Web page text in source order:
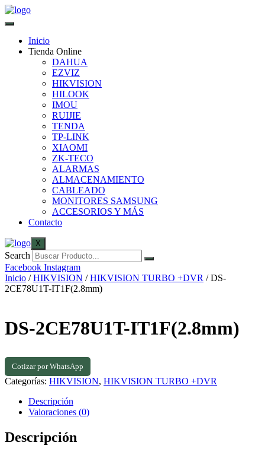
Inicio
Tienda Online
DAHUA
EZVIZ
HIKVISION
HILOOK
IMOU
RUIJIE
TENDA
TP-LINK
XIAOMI
ZK-TECO
ALARMAS
ALMACENAMIENTO
CABLEADO
MONITORES SAMSUNG
ACCESORIOS Y MÁS
Contacto
X
Search
Facebook Instagram
Inicio /HIKVISION /HIKVISION TURBO +DVR / DS-
2CE78U1T-IT1F(2.8mm)
DS-2CE78U1T-IT1F(2.8mm)
Cotizar por WhatsApp
Categorías: HIKVISION, HIKVISION TURBO +DVR
Descripción
Valoraciones (0)
Descripción